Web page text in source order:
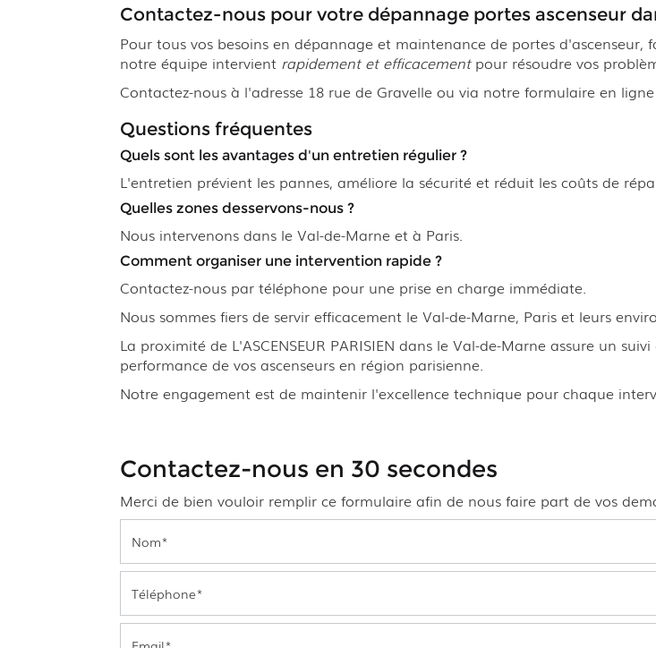
Contactez-nous pour votre dépannage portes ascenseur
Pour tous vos besoins en dépannage et maintenance de portes d'ascenseur,
notre équipe intervient rapidement et efficacementpour résoudre vos
Contactez-nous à l'adresse 18 rue de Gravelle ou via notre formulaire en
Questions fréquentes
Quels sont les avantages d'un entretien régulier ?
L'entretien prévient les pannes, améliore la sécurité et réduit les coûts de
Quelles zones desservons-nous ?
Nous intervenons dans le Val-de-Marne et à Paris.
Comment organiser une intervention rapide ?
Contactez-nous par téléphone pour une prise en charge immédiate.
Nous sommes fiers de servir efficacement le Val-de-Marne, Paris et leurs
La proximité de L'ASCENSEUR PARISIEN dans le Val-de-Marne assure un
performance de vos ascenseurs en région parisienne.
Notre engagement est de maintenir l'excellence technique pour chaque
Contactez-nous en 30 secondes
Merci de bien vouloir remplir ce formulaire afin de nous faire part de vos